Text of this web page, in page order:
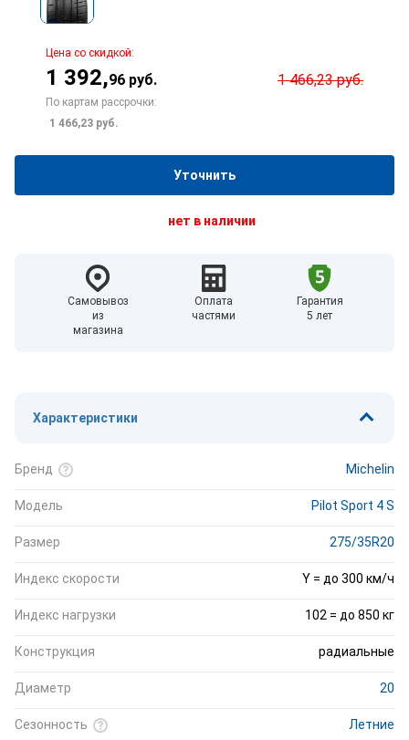
Цена со скидкой:
1 392,96 руб. 1 466,23руб.
По картам рассрочки:
1 466,23 руб.
Уточнить
нет в наличии
Самовывоз
из
магазина
Оплата
частями
Гарантия
5 лет
Характеристики
Бренд Michelin
Модель Pilot Sport 4 S
Размер 275/35R20
Индекс скорости Y = до 300 км/ч
Индекс нагрузки 102 = до 850 кг
Конструкция радиальные
Диаметр 20
Сезонность Летние